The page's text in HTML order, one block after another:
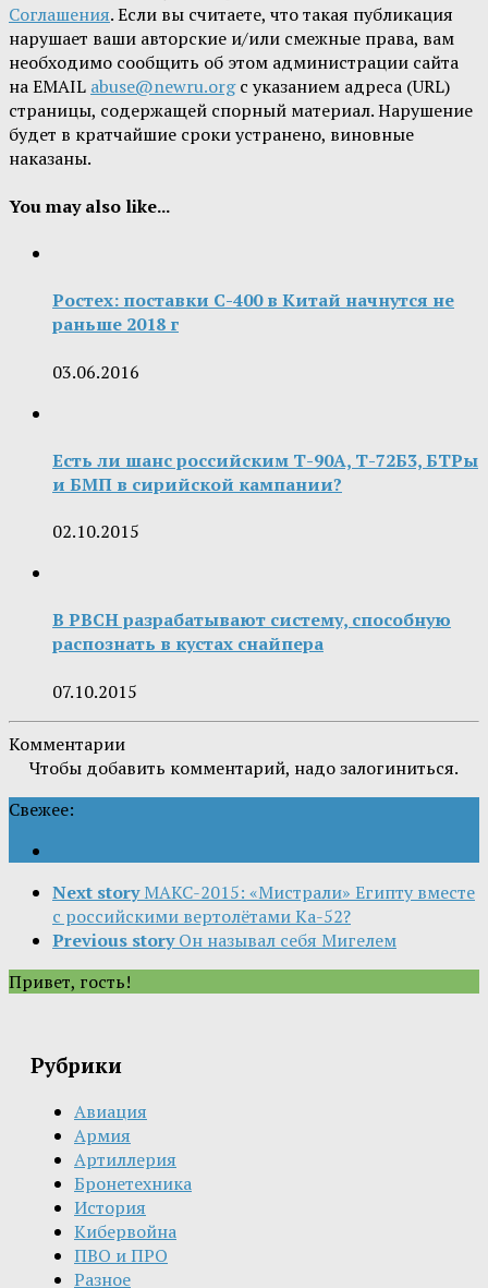
Соглашения. Если вы считаете, что такая публикация
нарушает ваши авторские и/или смежные права, вам
необходимо сообщить об этом администрации сайта
на EMAIL abuse@newru.orgс указанием адреса (URL)
страницы, содержащей спорный материал. Нарушение
будет в кратчайшие сроки устранено, виновные
наказаны.
You may also like...
Ростех: поставки С-400 в Китай начнутся не
раньше 2018 г
03.06.2016
Есть ли шанс российским Т-90А, Т-72Б3, БТРы
и БМП в сирийской кампании?
02.10.2015
В РВСН разрабатывают систему, способную
распознать в кустах снайпера
07.10.2015
Комментарии
Чтобы добавить комментарий, надо залогиниться.
Свежее:
Next story МАКС-2015: «Мистрали» Египту вместе
с российскими вертолётами Ка-52?
Previous story Он называл себя Мигелем
Привет, гость!
Рубрики
Авиация
Армия
Артиллерия
Бронетехника
История
Кибервойна
ПВО и ПРО
Разное